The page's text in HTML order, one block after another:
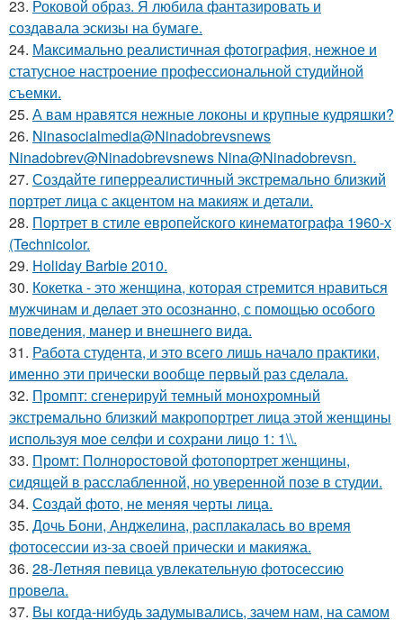
23. Роковой образ. Я любила фантазировать и
создавала эскизы на бумаге.
24. Максимально реалистичная фотография, нежное и
статусное настроение профессиональной студийной
съемки.
25. А вам нравятся нежные локоны и крупные кудряшки?
26. Ninasocialmedia@Ninadobrevsnews
Ninadobrev@Ninadobrevsnews Nina@Ninadobrevsn.
27. Создайте гиперреалистичный экстремально близкий
портрет лица с акцентом на макияж и детали.
28. Портрет в стиле европейского кинематографа 1960-х
(Technicolor.
29. Holiday Barbie 2010.
30. Кокетка - это женщина, которая стремится нравиться
мужчинам и делает это осознанно, с помощью особого
поведения, манер и внешнего вида.
31. Работа студента, и это всего лишь начало практики,
именно эти прически вообще первый раз сделала.
32. Промпт: сгенерируй темный монохромный
экстремально близкий макропортрет лица этой женщины
используя мое селфи и сохрани лицо 1: 1\\.
33. Промт: Полноростовой фотопортрет женщины,
сидящей в расслабленной, но уверенной позе в студии.
34. Создай фото, не меняя черты лица.
35. Дочь Бони, Анджелина, расплакалась во время
фотосессии из-за своей прически и макияжа.
36. 28-Летняя певица увлекательную фотосессию
провела.
37. Вы когда-нибудь задумывались, зачем нам, на самом